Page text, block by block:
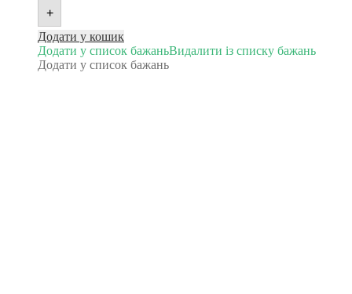
+
Додати у кошик
Додати у список бажаньВидалити із списку бажань
Додати у список бажань